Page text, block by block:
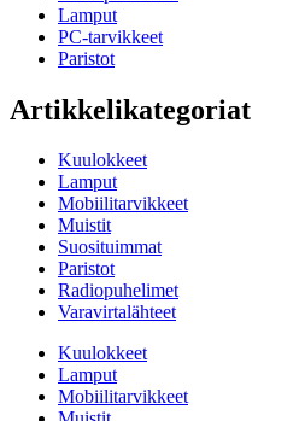
Lamput
PC-tarvikkeet
Paristot
Artikkelikategoriat
Kuulokkeet
Lamput
Mobiilitarvikkeet
Muistit
Suosituimmat
Paristot
Radiopuhelimet
Varavirtalähteet
Kuulokkeet
Lamput
Mobiilitarvikkeet